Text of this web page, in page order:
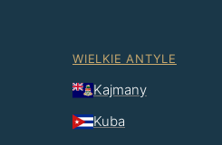
WIELKIE ANTYLE
Kajmany
Kuba